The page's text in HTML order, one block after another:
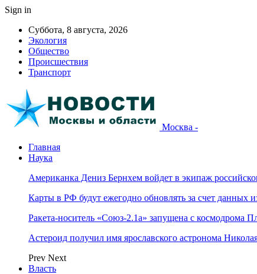
Sign in
Суббота, 8 августа, 2026
Экология
Общество
Происшествия
Транспорт
Москва -
Главная
Наука
Американка Дениз Бернхем войдет в экипаж
Карты в РФ будут ежегодно обновлять за счет данных
Ракета-носитель «Союз-2.1а» запущена с космодрома
Астероид получил имя ярославского астронома
Prev Next
Власть